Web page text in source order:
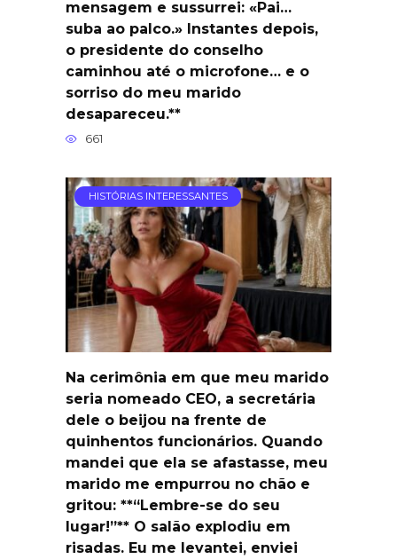
mensagem e sussurrei: «Pai…
suba ao palco.» Instantes depois,
o presidente do conselho
caminhou até o microfone… e o
sorriso do meu marido
desapareceu.**
661
HISTÓRIAS INTERESSANTES
Na cerimônia em que meu marido
seria nomeado CEO, a secretária
dele o beijou na frente de
quinhentos funcionários. Quando
mandei que ela se afastasse, meu
marido me empurrou no chão e
gritou: **“Lembre-se do seu
lugar!”** O salão explodiu em
risadas. Eu me levantei, enviei